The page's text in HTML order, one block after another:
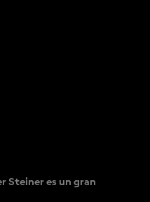
Steiner es un gran